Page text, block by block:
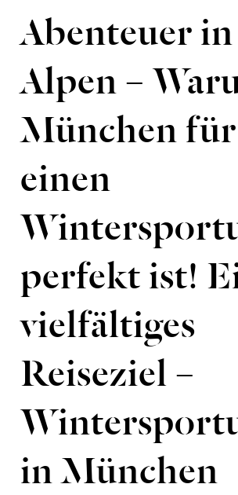
Abenteuer
Alpen –
München für
einen
perfekt ist!
vielfältiges
Reiseziel –
in München